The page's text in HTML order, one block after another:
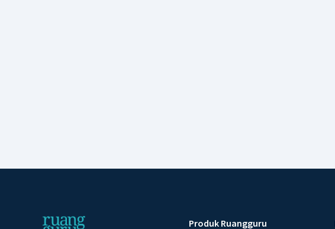
Produk Ruangguru